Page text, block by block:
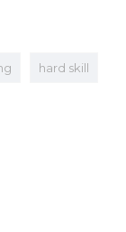
hard skill